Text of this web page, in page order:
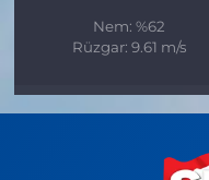
Nem: %62
Rüzgar: 9.61 m/s